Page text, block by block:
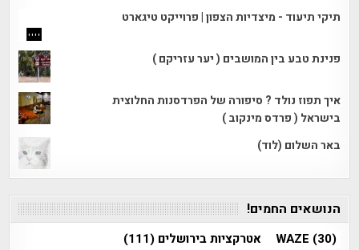
תיקי תיעוד - מיצדיות הצפון | פרוייקט טיגארט
פנינת טבע בין המושבים ( יער עזריקם )
איך תפוז נולד ? סיפורה של הפרדסנות החלוצית
בישראל ( פרדס מינקוב )
באר השלום (לוד)
הנושאים החמים!
WAZE (30) אטרקציות בירושלים (111)